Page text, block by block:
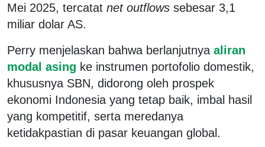
Mei 2025, tercatat net outflows sebesar 3,1
miliar dolar AS.
Perry menjelaskan bahwa berlanjutnya aliran
modal asing ke instrumen portofolio domestik,
khususnya SBN, didorong oleh prospek
ekonomi Indonesia yang tetap baik, imbal hasil
yang kompetitif, serta meredanya
ketidakpastian di pasar keuangan global.